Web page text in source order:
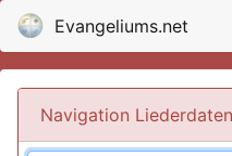
Evangeliums.net
Navigation